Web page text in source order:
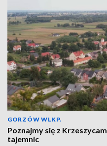
GORZÓW WLKP.
Poznajmy się z
tajemnic